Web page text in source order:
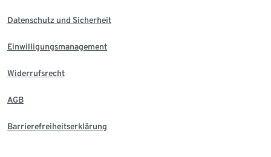
Datenschutz und Sicherheit
Einwilligungsmanagement
Widerrufsrecht
AGB
Barrierefreiheitserklärung